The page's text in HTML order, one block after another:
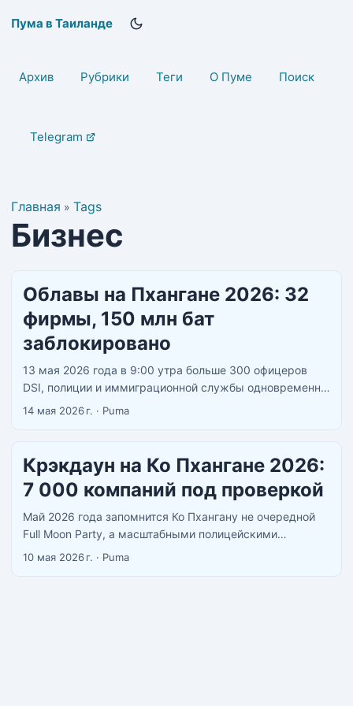
Пума в Таиланде
Архив Рубрики Теги О Пуме Поиск
Telegram
Главная » Tags
Бизнес
Облавы на Пхангане 2026: 32
фирмы, 150 млн бат
заблокировано
13 мая 2026 года в 9:00 утра больше 300 офицеров
DSI, полиции и иммиграционной службы одновременно
зашли в 32 компании на Ко Пхангане. Итог: 37
задержаны 1 иностранец и 3 тайца. Премьер-министр
Ануттин Чарнвиракул лично прилетел на остров — не
каждый день такое бывает. ...
14 мая 2026 г. · Puma
Крэкдаун на Ко Пхангане 2026:
7 000 компаний под проверкой
Май 2026 года запомнится Ко Пхангану не очередной
Full Moon Party, а масштабными полицейскими
рейдами. Власти Таиланда разобрались с
10 мая 2026 г. · Puma